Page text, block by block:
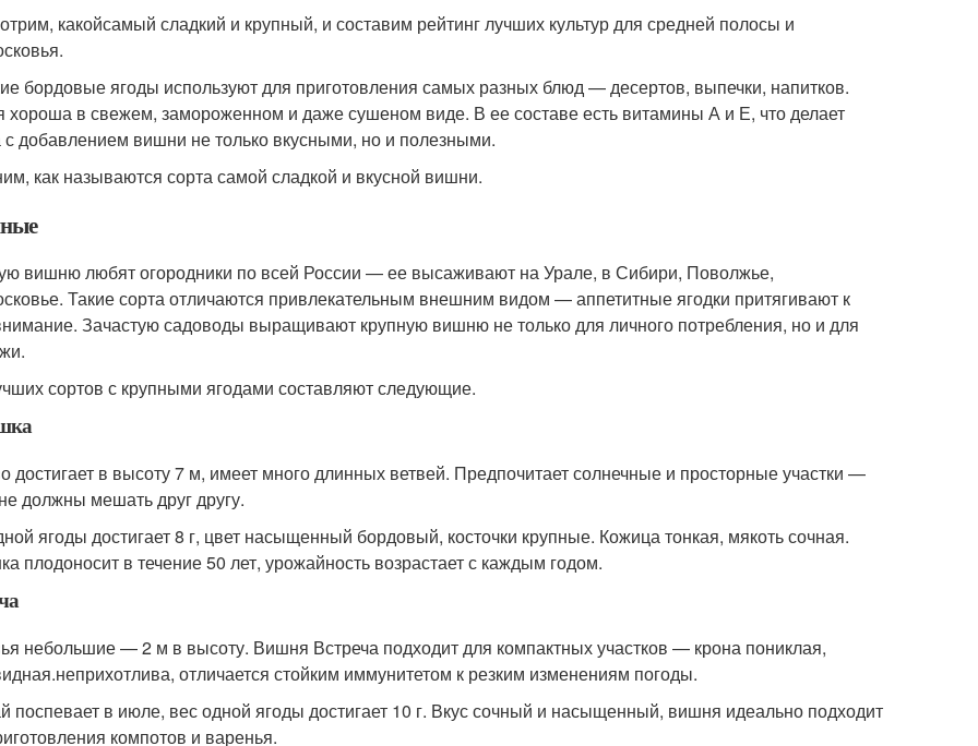
какойсамый сладкий и крупный, и составим рейтинг лучших культур для средней полосы и
бордовые ягоды используют для приготовления самых разных блюд — десертов, выпечки, напитков.
в свежем, замороженном и даже сушеном виде. В ее составе есть витамины А и Е, что делает
добавлением вишни не только вкусными, но и полезными.
как называются сорта самой сладкой и вкусной вишни.
вишню любят огородники по всей России — ее высаживают на Урале, в Сибири, Поволжье,
Такие сорта отличаются привлекательным внешним видом — аппетитные ягодки притягивают к
Зачастую садоводы выращивают крупную вишню не только для личного потребления, но и для
сортов с крупными ягодами составляют следующие.
достигает в высоту 7 м, имеет много длинных ветвей. Предпочитает солнечные и просторные участки —
должны мешать друг другу.
ягоды достигает 8 г, цвет насыщенный бордовый, косточки крупные. Кожица тонкая, мякоть сочная.
плодоносит в течение 50 лет, урожайность возрастает с каждым годом.
небольшие — 2 м в высоту. Вишня Встреча подходит для компактных участков — крона пониклая,
отличается стойким иммунитетом к резким изменениям погоды.
поспевает в июле, вес одной ягоды достигает 10 г. Вкус сочный и насыщенный, вишня идеально подходит
компотов и варенья.